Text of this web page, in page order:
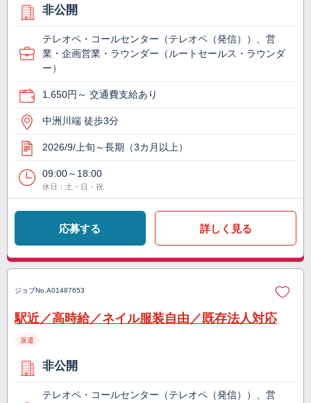
非公開
テレオペ・コールセンター（テレオペ（発信））、営
業・企画営業・ラウンダー（ルートセールス・ラウンダ
ー）
1,650円～ 交通費支給あり
中洲川端 徒歩3分
2026/9/上旬～長期（3カ月以上）
09:00～18:00
休日：土・日・祝
応募する 詳しく見る
ジョブNo. A01487653
駅近／高時給／ネイル服装自由／既存法人対応
派遣
非公開
テレオペ・コールセンター（テレオペ（発信））、営